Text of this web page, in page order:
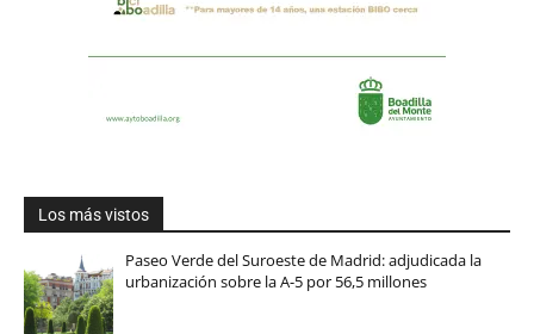
Los más vistos
Paseo Verde del Suroeste de Madrid: adjudicada la
urbanización sobre la A-5 por 56,5 millones